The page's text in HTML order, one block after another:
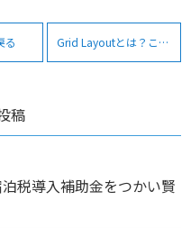
稿
税導入補助金をつかい賢
る Grid Layoutとは？これからのCSSはグリッドも学んで、自由自在にカスタマイズしていきましょう！